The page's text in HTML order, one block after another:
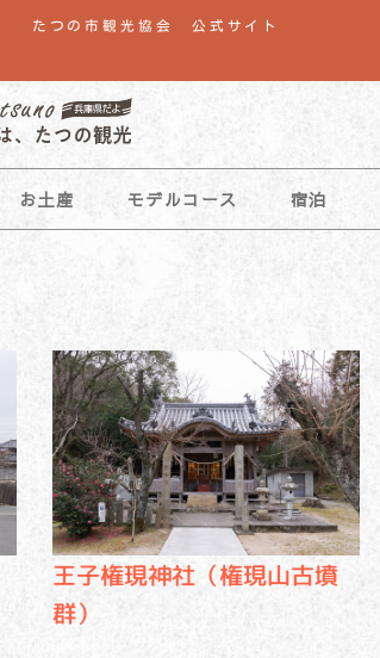
たつの市観光協会 公式サイト
お土産 モデルコース 宿泊
王子権現神社（権現山古墳
群）